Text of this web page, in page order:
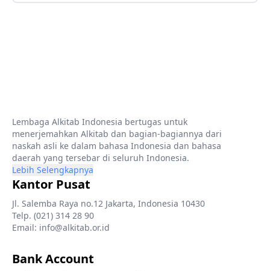
Lembaga Alkitab Indonesia bertugas untuk
menerjemahkan Alkitab dan bagian-bagiannya dari
naskah asli ke dalam bahasa Indonesia dan bahasa
daerah yang tersebar di seluruh Indonesia.
Lebih Selengkapnya
Kantor Pusat
Jl. Salemba Raya no.12 Jakarta, Indonesia 10430
Telp. (021) 314 28 90
Email: info@alkitab.or.id
Bank Account